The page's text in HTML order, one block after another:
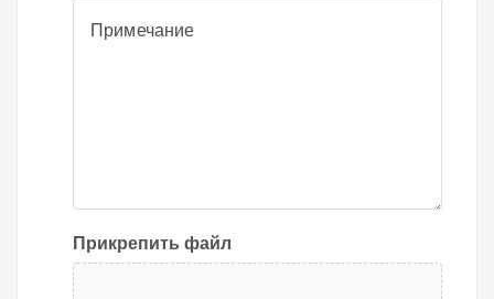
Примечание
Прикрепить файл